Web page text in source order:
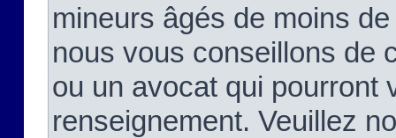
mineurs âgés de moins
nous vous conseillons de
ou un avocat qui pourront
renseignement. Veuillez